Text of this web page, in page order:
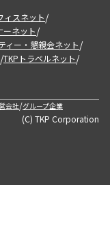
ィスネット/
ーネット/
ィー・懇親会ネット/
/TKPトラベルネット/
会社/グループ企業
(C) TKP Corporation